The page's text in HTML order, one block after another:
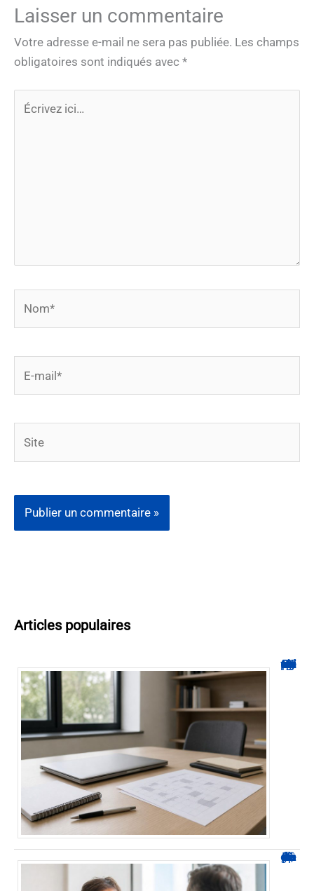
Laisser un commentaire
Votre adresse e-mail ne sera pas publiée. Les champs
obligatoires sont indiqués avec *
mail*
Articles populaires
Hyperplanning INSA CVL : comment suivre votre planning ?
Durée d’arrêt après un stent : des repères, pas une règle fixe